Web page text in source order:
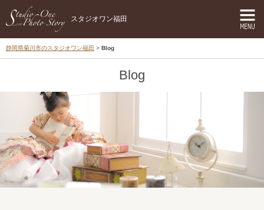
スタジオワン福田
静岡県菊川市のスタジオワン福田 Blog
Blog